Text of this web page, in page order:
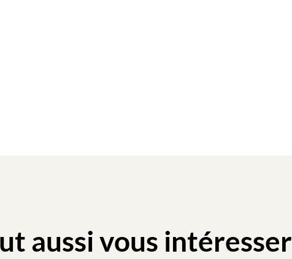
aussi vous intéresser